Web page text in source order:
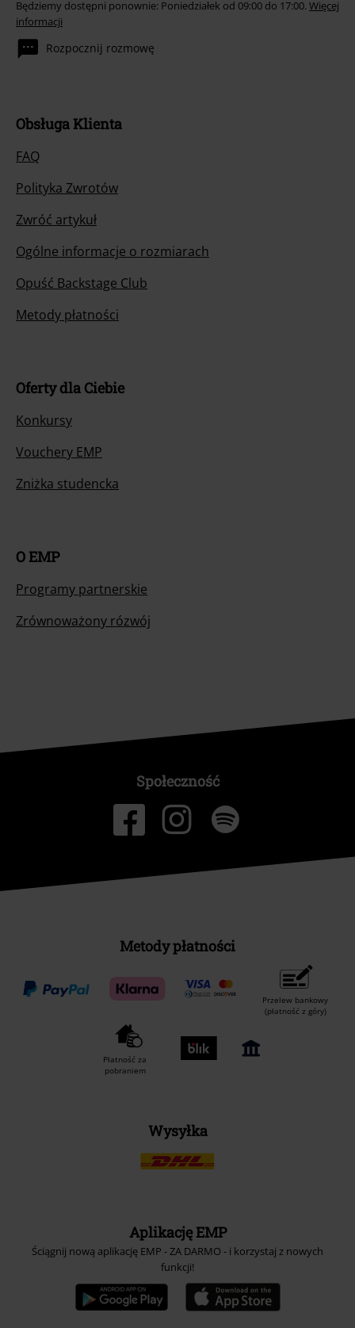
Będziemy dostępni ponownie: Poniedziałek od 09:00 do 17:00. Więcej
informacji
Rozpocznij rozmowę
Obsługa Klienta
FAQ
Polityka Zwrotów
Zwróć artykuł
Ogólne informacje o rozmiarach
Opuść Backstage Club
Metody płatności
Oferty dla Ciebie
Konkursy
Vouchery EMP
Zniżka studencka
O EMP
Programy partnerskie
Zrównoważony rózwój
Społeczność
Metody płatności
Przelew bankowy
(płatność z góry)
Płatność za
pobraniem
Wysyłka
Aplikację EMP
Ściągnij nową aplikację EMP - ZA DARMO - i korzystaj z nowych
funkcji!